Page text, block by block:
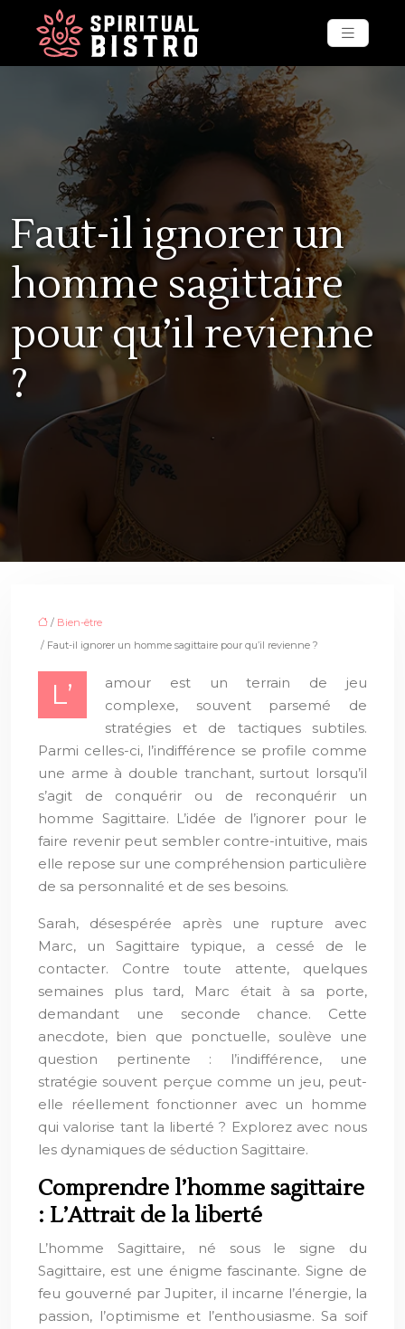
Faut-il ignorer un
homme sagittaire
pour qu’il revienne
?
/ Bien-être
/ Faut-il ignorer un homme sagittaire pour qu’il revienne ?
L’
amour est un terrain de jeu
complexe, souvent parsemé de
stratégies et de tactiques subtiles.
Parmi celles-ci, l’indifférence se profile comme
une arme à double tranchant, surtout lorsqu’il
s’agit de conquérir ou de reconquérir un
homme Sagittaire. L’idée de l’ignorer pour le
faire revenir peut sembler contre-intuitive, mais
elle repose sur une compréhension particulière
de sa personnalité et de ses besoins.
Sarah, désespérée après une rupture avec
Marc, un Sagittaire typique, a cessé de le
contacter. Contre toute attente, quelques
semaines plus tard, Marc était à sa porte,
demandant une seconde chance. Cette
anecdote, bien que ponctuelle, soulève une
question pertinente : l’indifférence, une
stratégie souvent perçue comme un jeu, peut-
elle réellement fonctionner avec un homme
qui valorise tant la liberté ? Explorez avec nous
les dynamiques de séduction Sagittaire.
Comprendre l’homme sagittaire
: L’Attrait de la liberté
L’homme Sagittaire, né sous le signe du
Sagittaire, est une énigme fascinante. Signe de
feu gouverné par Jupiter, il incarne l’énergie, la
passion, l’optimisme et l’enthousiasme. Sa soif